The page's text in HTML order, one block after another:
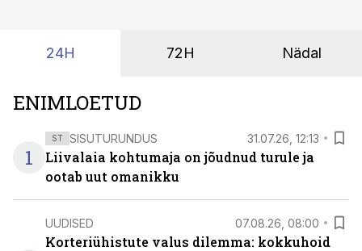
24H 72H Nädal
ENIMLOETUD
1
ST SISUTURUNDUS 31.07.26, 12:13
Liivalaia kohtumaja on jõudnud turule ja
ootab uut omanikku
UUDISED 07.08.26, 08:00
Korteriühistute valus dilemma: kokkuhoid